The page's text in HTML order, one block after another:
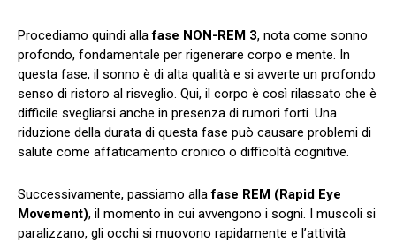
Procediamo quindi allafase NON-REM 3, nota come sonno
profondo, fondamentale per rigenerare corpo e mente. In
questa fase, il sonno è di alta qualità e si avverte un profondo
senso di ristoro al risveglio. Qui, il corpo è così rilassato che è
difficile svegliarsi anche in presenza di rumori forti. Una
riduzione della durata di questa fase può causare problemi di
salute come affaticamento cronico o difficoltà cognitive.
Successivamente, passiamo allafase REM (Rapid Eye
Movement), il momento in cui avvengono i sogni. I muscoli si
paralizzano, gli occhi si muovono rapidamente e l’attività